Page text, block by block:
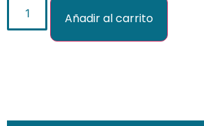
Añadir al carrito